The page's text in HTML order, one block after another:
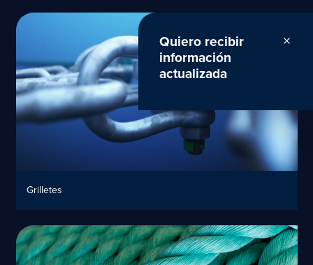
Grilletes
Quiero recibir
información
actualizada
close